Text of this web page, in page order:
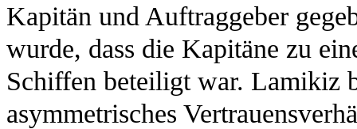
Kapitän und Auftraggeber
wurde, dass die Kapitäne zu
Schiffen beteiligt war. Lamikiz
asymmetrisches